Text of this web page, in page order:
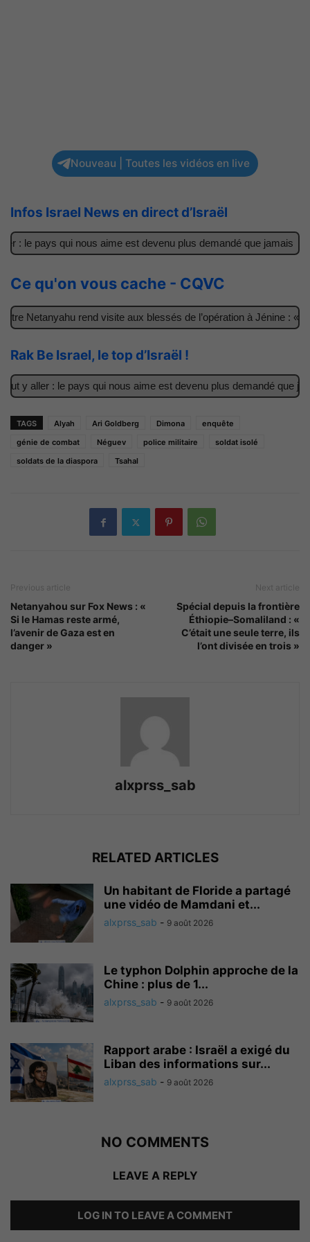
Nouveau | Toutes les vidéos en live
Infos Israel News en direct d’Israël
: le pays qui nous aime est devenu plus demandé que jamais
Ce qu'on vous cache - CQVC
Netanyahu rend visite aux blessés de l’opération à Jénine : «
Rak Be Israel, le top d’Israël !
y aller : le pays qui nous aime est devenu plus demandé que
TAGS Alyah Ari Goldberg Dimona
enquête
génie de combat
Néguev police militaire
soldat isolé
soldats de la diaspora
Tsahal
Previous article
Netanyahou sur Fox News : «
Si le Hamas reste armé,
l’avenir de Gaza est en
danger »
Next article
Spécial depuis la frontière
Éthiopie–Somaliland : «
C’était une seule terre, ils
l’ont divisée en trois »
alxprss_sab
RELATED ARTICLES
Un habitant de Floride a partagé
une vidéo de Mamdani et...
alxprss_sab - 9 août 2026
Le typhon Dolphin approche de la
Chine : plus de 1...
alxprss_sab - 9 août 2026
Rapport arabe : Israël a exigé du
Liban des informations sur...
alxprss_sab - 9 août 2026
NO COMMENTS
LEAVE A REPLY
LOG IN TO LEAVE A COMMENT